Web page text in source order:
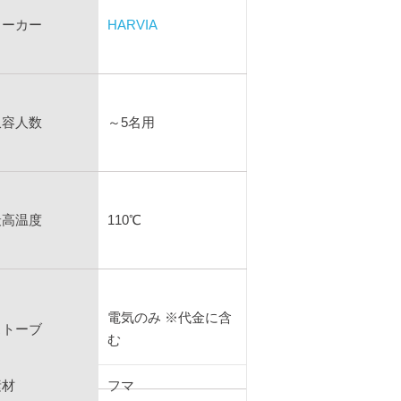
カー HARVIA
人数 ～5名用
温度 110℃
ーブ
電気のみ ※代金に含
む
フマ